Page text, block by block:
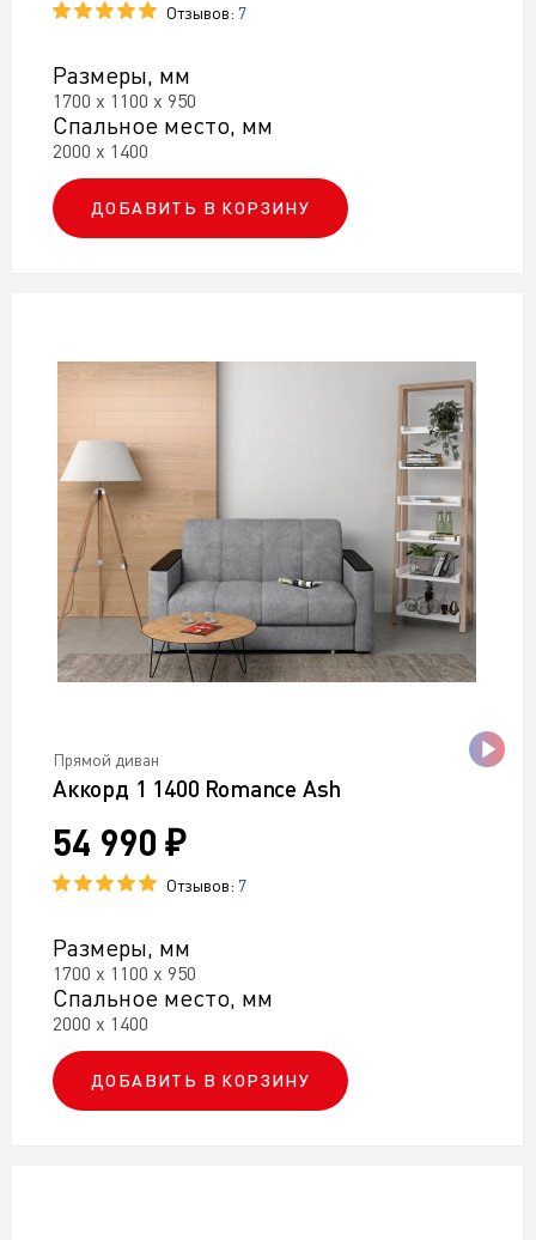
Отзывов: 7
Размеры, мм
1700 х 1100 х 950
Спальное место, мм
2000 х 1400
ДОБАВИТЬ В КОРЗИНУ
Прямой диван
Аккорд 1 1400 Romance Ash
54 990 ₽
Отзывов: 7
Размеры, мм
1700 х 1100 х 950
Спальное место, мм
2000 х 1400
ДОБАВИТЬ В КОРЗИНУ